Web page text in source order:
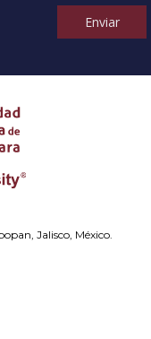
Enviar
Jalisco, México.